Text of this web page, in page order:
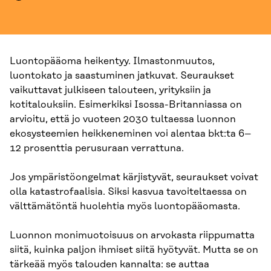
Luontopääoma heikentyy. Ilmastonmuutos,
luontokato ja saastuminen jatkuvat. Seuraukset
vaikuttavat julkiseen talouteen, yrityksiin ja
kotitalouksiin. Esimerkiksi Isossa-Britanniassa on
arvioitu, että jo vuoteen 2030 tultaessa luonnon
ekosysteemien heikkeneminen voi alentaa bkt:ta 6–
12 prosenttia perusuraan verrattuna.
Jos ympäristöongelmat kärjistyvät, seuraukset voivat
olla katastrofaalisia. Siksi kasvua tavoiteltaessa on
välttämätöntä huolehtia myös luontopääomasta.
Luonnon monimuotoisuus on arvokasta riippumatta
siitä, kuinka paljon ihmiset siitä hyötyvät. Mutta se on
tärkeää myös talouden kannalta: se auttaa